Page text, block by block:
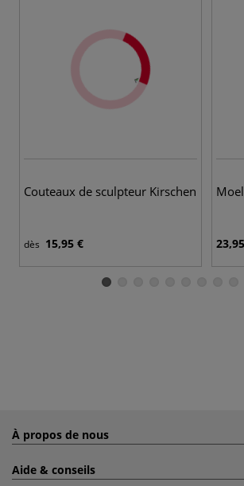
Couteaux de sculpteur Kirschen
dès 15,95 €
À propos de nous
Aide & conseils